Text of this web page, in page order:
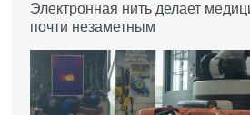
Электронная нить делает
почти незаметным